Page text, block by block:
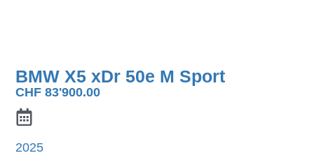
BMW X5 xDr 50e M Sport
CHF 83'900.00
2025